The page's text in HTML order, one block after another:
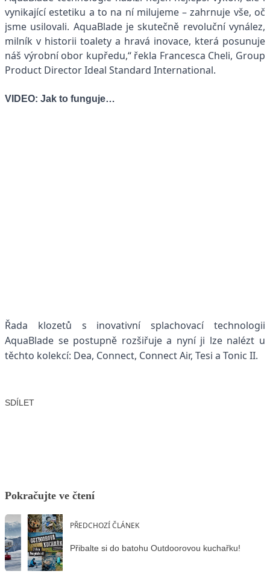
vynikající estetiku a to na ní milujeme – zahrnuje vše, oč
jsme usilovali. AquaBlade je skutečně revoluční vynález,
milník v historii toalety a hravá inovace, která posunuje
náš výrobní obor kupředu,“ řekla Francesca Cheli, Group
Product Director Ideal Standard International.
VIDEO: Jak to funguje…
Řada klozetů s inovativní splachovací technologii
AquaBlade se postupně rozšiřuje a nyní ji lze nalézt u
těchto kolekcí: Dea, Connect, Connect Air, Tesi a Tonic II.
SDÍLET
Pokračujte ve čtení
PŘEDCHOZÍ ČLÁNEK
Přibalte si do batohu Outdoorovou kuchařku!